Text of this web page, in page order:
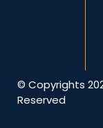
© Copyrights
Reserved